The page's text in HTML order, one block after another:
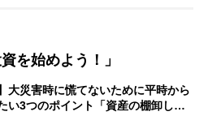
を始めよう！」
大災害時に慌てないために平時から
い3つのポイント「資産の棚卸し…